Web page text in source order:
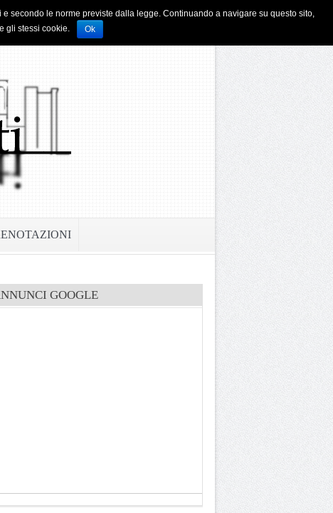
GOOGLE
secondo le norme previste dalla legge. Continuando a navigare su questo sito,
gli stessi cookie.
Ok